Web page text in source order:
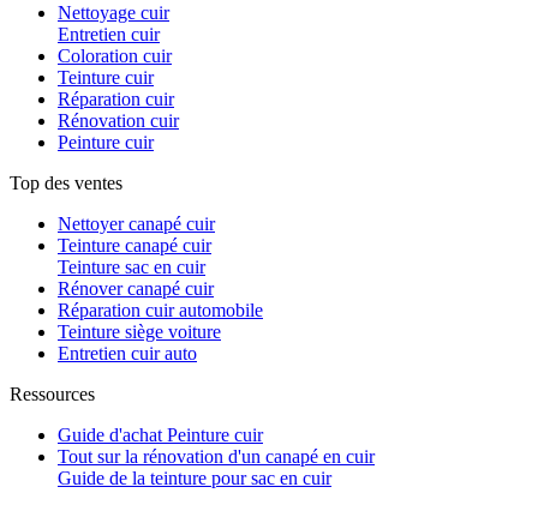
Nettoyage cuir
Entretien cuir
Coloration cuir
Teinture cuir
Réparation cuir
Rénovation cuir
Peinture cuir
Top des ventes
Nettoyer canapé cuir
Teinture canapé cuir
Teinture sac en cuir
Rénover canapé cuir
Réparation cuir automobile
Teinture siège voiture
Entretien cuir auto
Ressources
Guide d'achat Peinture cuir
Tout sur la rénovation d'un canapé en cuir
Guide de la teinture pour sac en cuir